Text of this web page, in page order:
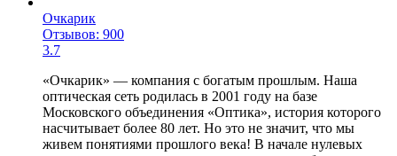
Очкарик
Отзывов: 900
3.7
«Очкарик» — компания с богатым прошлым. Наша
оптическая сеть родилась в 2001 году на базе
Московского объединения «Оптика», история которого
насчитывает более 80 лет. Но это не значит, что мы
живем понятиями прошлого века! В начале нулевых